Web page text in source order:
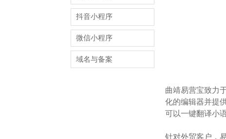
抖音小程序
微信小程序
域名与备案
曲靖易营宝致力
化的编辑器并提
可以一键翻译小
针对外贸客户，